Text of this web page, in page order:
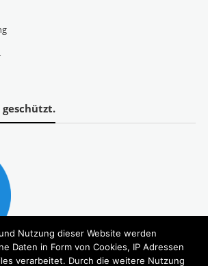
geschützt.
Nutzung dieser Website werden
Daten in Form von Cookies, IP Adressen
verarbeitet. Durch die weitere Nutzung